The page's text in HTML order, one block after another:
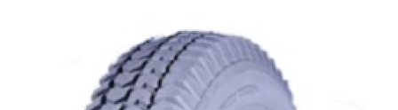
Druckluft und Reifenfüller
Aluminiumfelgen